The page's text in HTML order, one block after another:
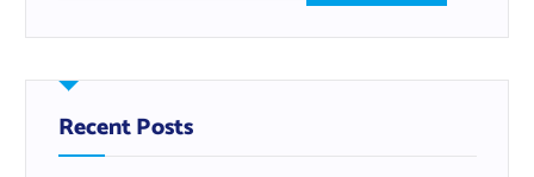
r
h
f
oRecent Posts